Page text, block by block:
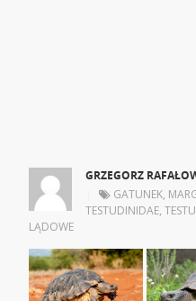
GRZEGORZ
GATUNEK,
TESTUDINIDAE,
LĄDOWE